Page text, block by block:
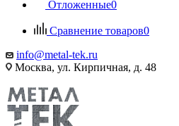
Отложенные0
Сравнение товаров0
info@metal-tek.ru
Москва, ул. Кирпичная, д. 48